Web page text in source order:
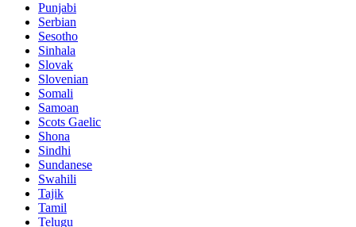
Punjabi
Serbian
Sesotho
Sinhala
Slovak
Slovenian
Somali
Samoan
Scots Gaelic
Shona
Sindhi
Sundanese
Swahili
Tajik
Tamil
Telugu